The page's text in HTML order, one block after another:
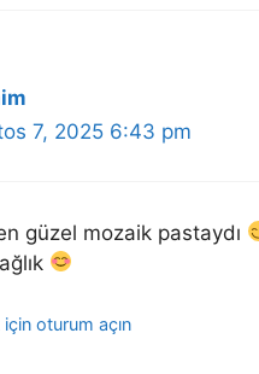
7, 2025 6:43 pm
güzel mozaik pastaydı
için oturum açın